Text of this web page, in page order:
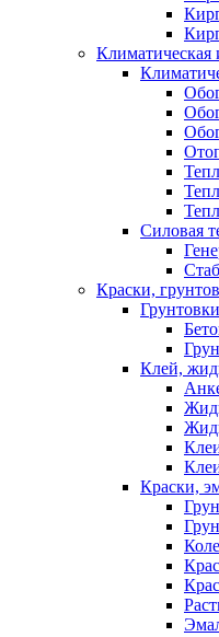
Климатическая
Силовая
Краски,
Грунтовки
Клей,
Краски,